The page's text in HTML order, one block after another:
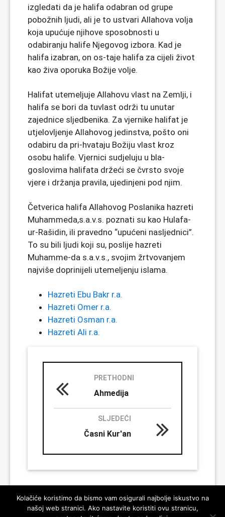
izgledati da je halifa odabran od grupe
pobožnih ljudi, ali je to ustvari Allahova volja
koja upućuje njihove sposobnosti u
odabiranju halife Njegovog izbora. Kad je
halifa izabran, on os-taje halifa za cijeli život
kao živa oporuka Božije volje.
Halifat utemeljuje Allahovu vlast na Zemlji, i
halifa se bori da tuvlast održi tu unutar
zajednice sljedbenika. Za vjernike halifat je
utjelovljenje Allahovog jedinstva, pošto oni
odabiru da pri-hvataju Božiju vlast kroz
osobu halife. Vjernici sudjeluju u bla-
goslovima halifata držeći se čvrsto svoje
vjere i držanja pravila, ujedinjeni pod njim.
Četverica halifa Allahovog Poslanika hazreti
Muhammeda,s.a.v.s. poznati su kao Hulafa-
ur-Rašidin, ili pravedno “upućeni nasljednici”.
To su bili ljudi koji su, poslije hazreti
Muhamme-da s.a.v.s., svojim žrtvovanjem
najviše doprinijeli utemeljenju islama.
Hazreti Ebu Bakr r.a.
Hazreti Omer r.a.
Hazreti Osman r.a.
Hazreti Ali r.a.
PRETHODNI
Ahmedija
SLJEDEĆI
Časni Kur'an
Kolačiće koristimo da bismo vam osigurali najbolje iskustvo na
našoj web stranici. Ako nastavite koristiti ovu stranicu,